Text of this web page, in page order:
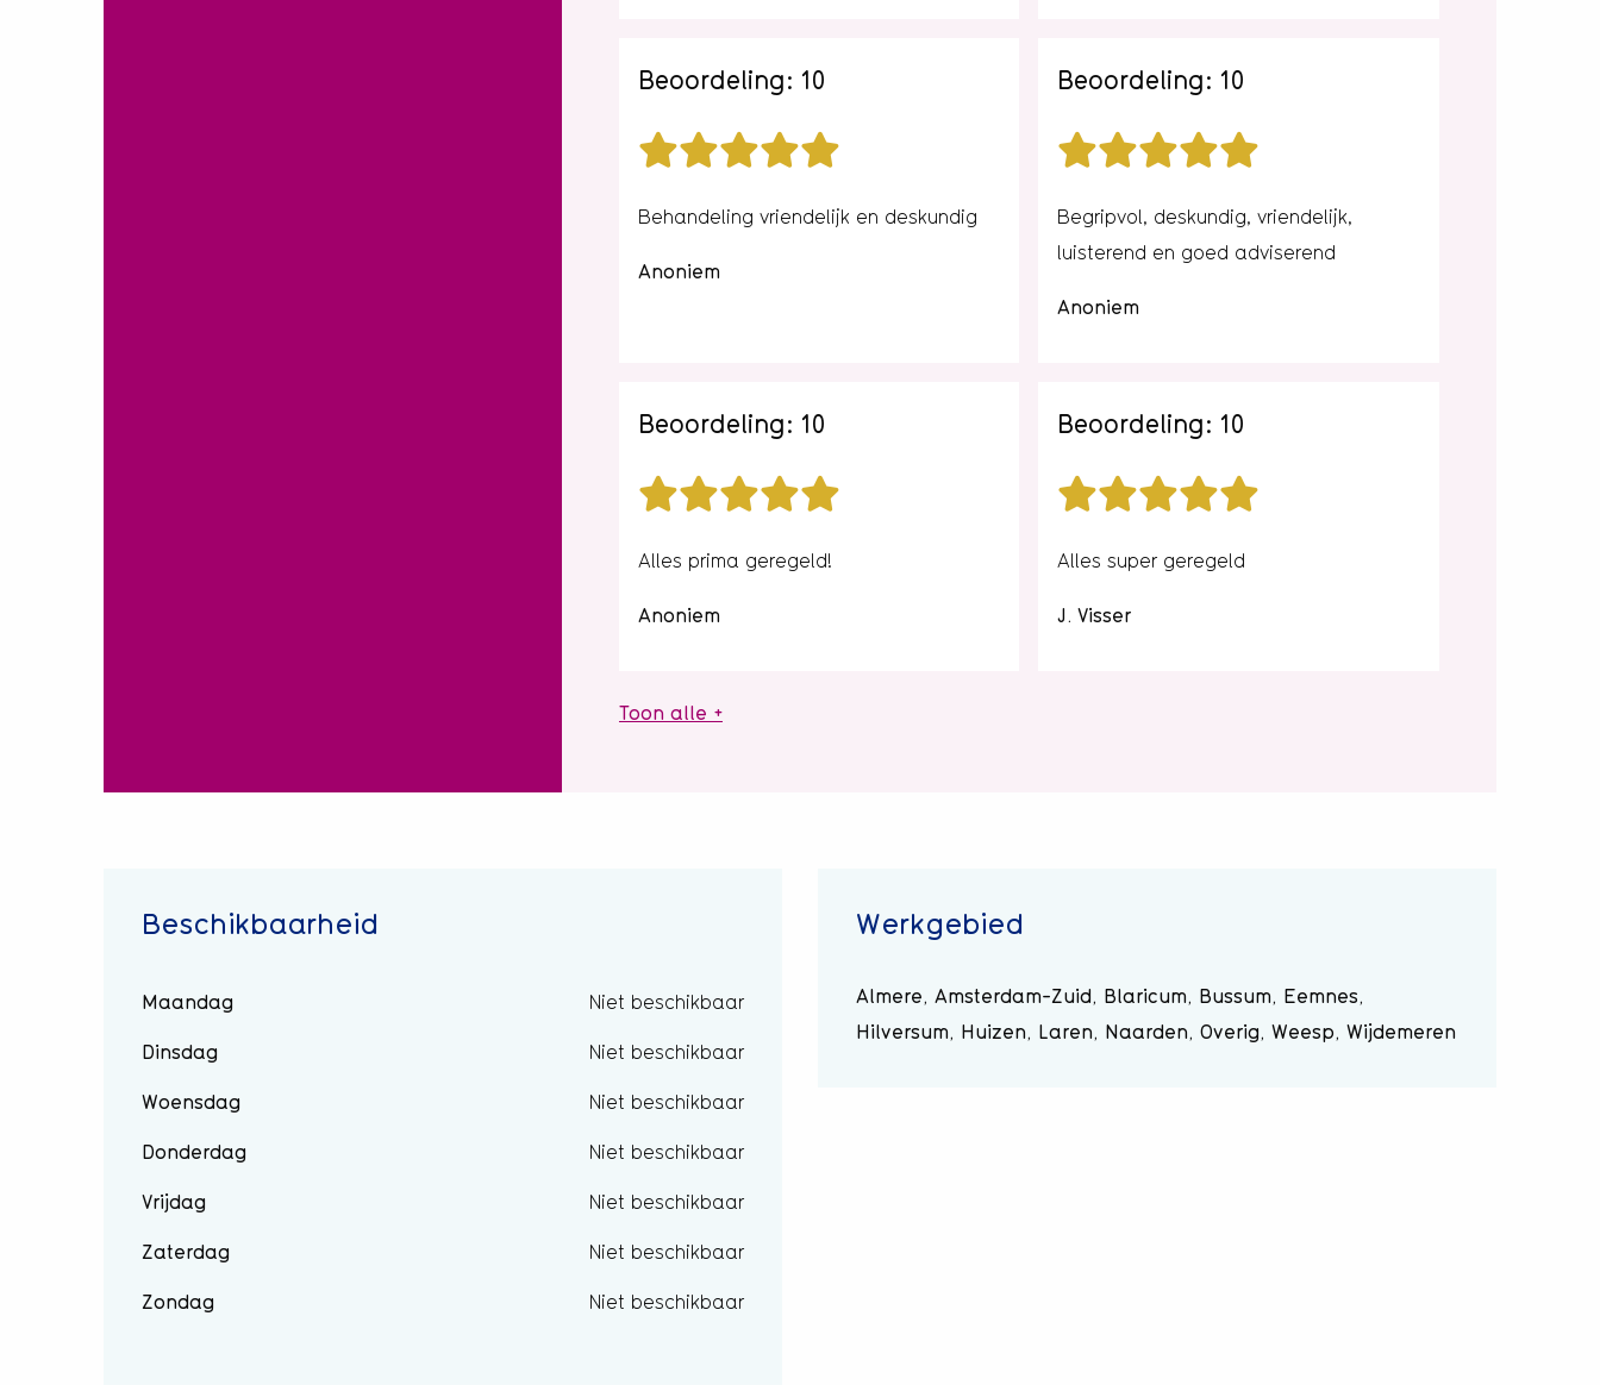
Beoordeling: 10
Behandeling vriendelijk en deskundig
Anoniem
Beoordeling: 10
Begripvol, deskundig, vriendelijk,
luisterend en goed adviserend
Anoniem
Beoordeling: 10
Alles prima geregeld!
Anoniem
Beoordeling: 10
Alles super geregeld
J. Visser
Toon alle +
Beschikbaarheid
Maandag Niet beschikbaar
Dinsdag Niet beschikbaar
Woensdag Niet beschikbaar
Donderdag Niet beschikbaar
Vrijdag Niet beschikbaar
Zaterdag Niet beschikbaar
Zondag Niet beschikbaar
Werkgebied
Almere, Amsterdam-Zuid, Blaricum, Bussum, Eemnes,
Hilversum, Huizen, Laren, Naarden, Overig, Weesp, Wijdemeren